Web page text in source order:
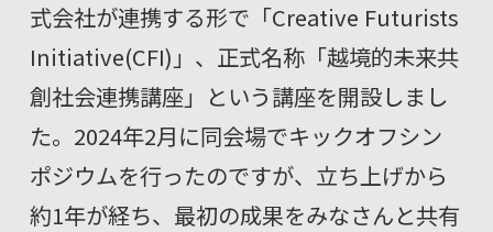
式会社が連携する形で「Creative Futurists
Initiative(CFI)」、正式名称「越境的未来共
創社会連携講座」という講座を開設しまし
た。2024年2月に同会場でキックオフシン
ポジウムを行ったのですが、立ち上げから
約1年が経ち、最初の成果をみなさんと共有